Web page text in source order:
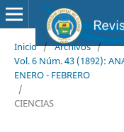
Inicio / Archivos /
Vol. 6 Núm. 43 (1892):
ENERO - FEBRERO
/
CIENCIAS